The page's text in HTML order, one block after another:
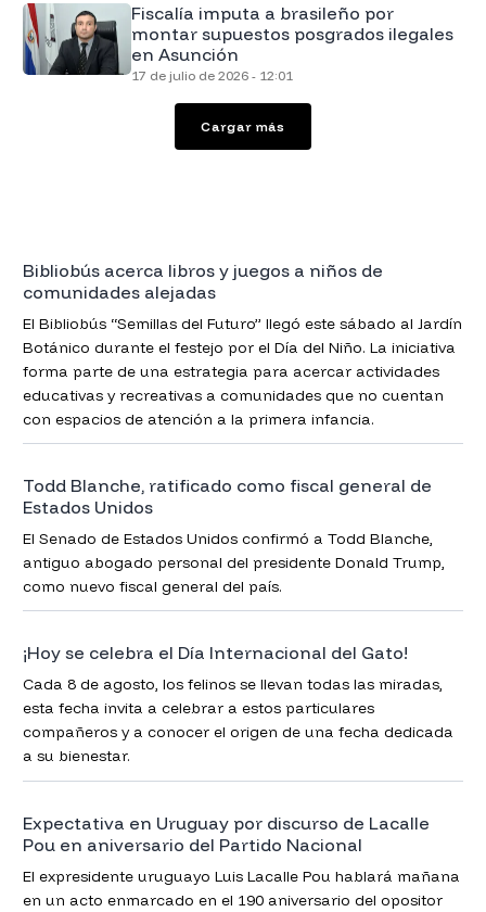
Fiscalía imputa a brasileño por
montar supuestos posgrados ilegales
en Asunción
17 de julio de 2026 - 12:01
Cargar más
Bibliobús acerca libros y juegos a niños de
comunidades alejadas
El Bibliobús “Semillas del Futuro” llegó este sábado al Jardín
Botánico durante el festejo por el Día del Niño. La iniciativa
forma parte de una estrategia para acercar actividades
educativas y recreativas a comunidades que no cuentan
con espacios de atención a la primera infancia.
Todd Blanche, ratificado como fiscal general de
Estados Unidos
El Senado de Estados Unidos confirmó a Todd Blanche,
antiguo abogado personal del presidente Donald Trump,
como nuevo fiscal general del país.
¡Hoy se celebra el Día Internacional del Gato!
Cada 8 de agosto, los felinos se llevan todas las miradas,
esta fecha invita a celebrar a estos particulares
compañeros y a conocer el origen de una fecha dedicada
a su bienestar.
Expectativa en Uruguay por discurso de Lacalle
Pou en aniversario del Partido Nacional
El expresidente uruguayo Luis Lacalle Pou hablará mañana
en un acto enmarcado en el 190 aniversario del opositor